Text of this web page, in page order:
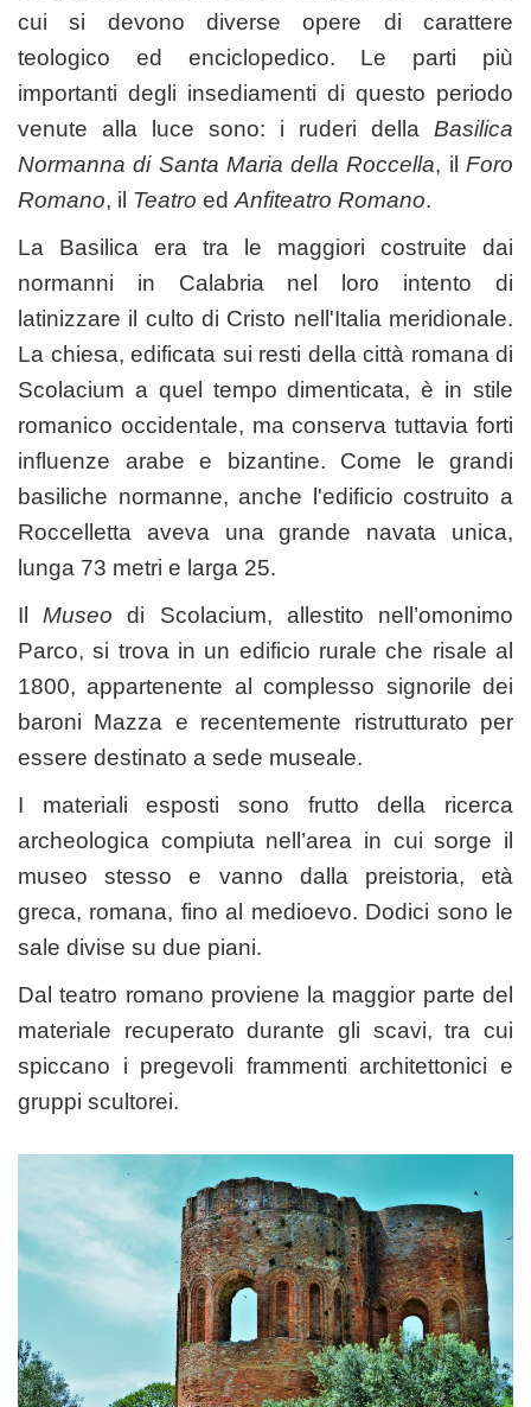
cui si devono diverse opere di carattere
teologico ed enciclopedico. Le parti più
importanti degli insediamenti di questo periodo
venute alla luce sono: i ruderi della Basilica
Normanna di Santa Maria della Roccella, ilForo
Romano, il Teatro ed Anfiteatro Romano.
La Basilica era tra le maggiori costruite dai
normanni in Calabria nel loro intento di
latinizzare il culto di Cristo nell'Italia meridionale.
La chiesa, edificata sui resti della città romana di
Scolacium a quel tempo dimenticata, è in stile
romanico occidentale, ma conserva tuttavia forti
influenze arabe e bizantine. Come le grandi
basiliche normanne, anche l'edificio costruito a
Roccelletta aveva una grande navata unica,
lunga 73 metri e larga 25.
IlMuseo
di Scolacium, allestito nell’omonimo
Parco, si trova in un edificio rurale che risale al
1800, appartenente al complesso signorile dei
baroni Mazza e recentemente ristrutturato per
essere destinato a sede museale.
I materiali esposti sono frutto della ricerca
archeologica compiuta nell’area in cui sorge il
museo stesso e vanno dalla preistoria, età
greca, romana, fino al medioevo. Dodici sono le
sale divise su due piani.
Dal teatro romano proviene la maggior parte del
materiale recuperato durante gli scavi, tra cui
spiccano i pregevoli frammenti architettonici e
gruppi scultorei.